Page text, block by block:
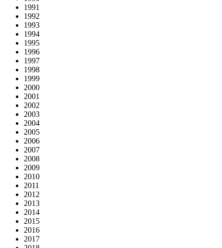
1991
1992
1993
1994
1995
1996
1997
1998
1999
2000
2001
2002
2003
2004
2005
2006
2007
2008
2009
2010
2011
2012
2013
2014
2015
2016
2017